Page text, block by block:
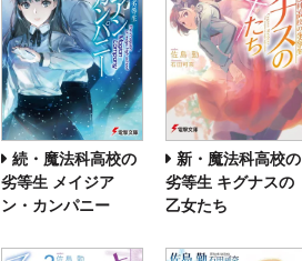
続・魔法科高校の
劣等生 メイジア
ン・カンパニー
新・魔法科高校の
劣等生 キグナスの
乙女たち